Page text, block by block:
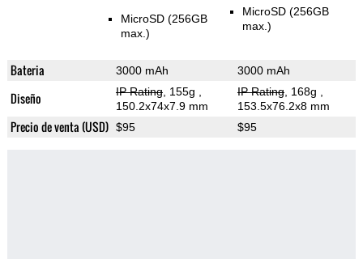
MicroSD (256GB
max.)
MicroSD (256GB
max.)
Bateria 3000 mAh 3000 mAh
Diseño IP Rating, 155g
150.2x74x7.9 mm
IP Rating, 168g
153.5x76.2x8 mm
Precio de venta (USD) $95 $95